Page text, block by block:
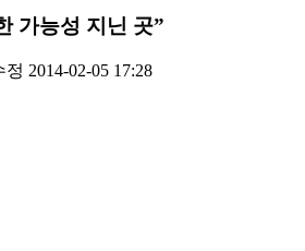
가능성 지닌 곳”
정 2014-02-05 17:28